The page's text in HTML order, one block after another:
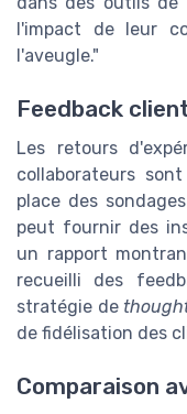
l'impact de leur
l'aveugle."
Feedback
Les retours
collaborateurs
place des
peut fournir des
un rapport
recueilli des
stratégie de
de fidélisation des
Comparaison